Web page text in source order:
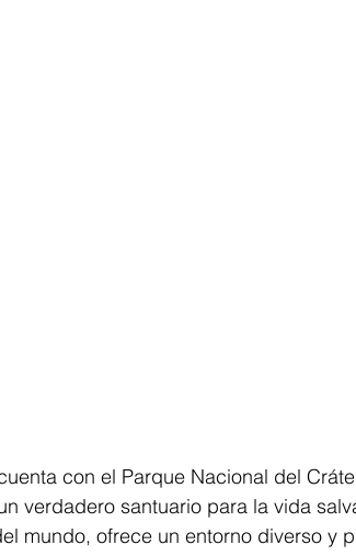
con el Parque Nacional del
verdadero santuario para la vida
mundo, ofrece un entorno diverso y